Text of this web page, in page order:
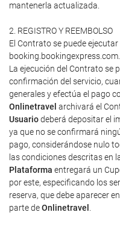
mantenerla actualizada.
2. REGISTRO Y REEMBOLSO
El Contrato se puede
booking.bookingexpress.com.
La ejecución del Contrato se
confirmación del servicio,
generales y efectúa el pago
Onlinetravel archivará el
Usuariodeberá depositar el
ya que no se confirmará
pago, considerándose nulo
las condiciones descritas en
Plataforma entregará un
por este, especificando los
reserva, que debe aparecer
parte deOnlinetravel